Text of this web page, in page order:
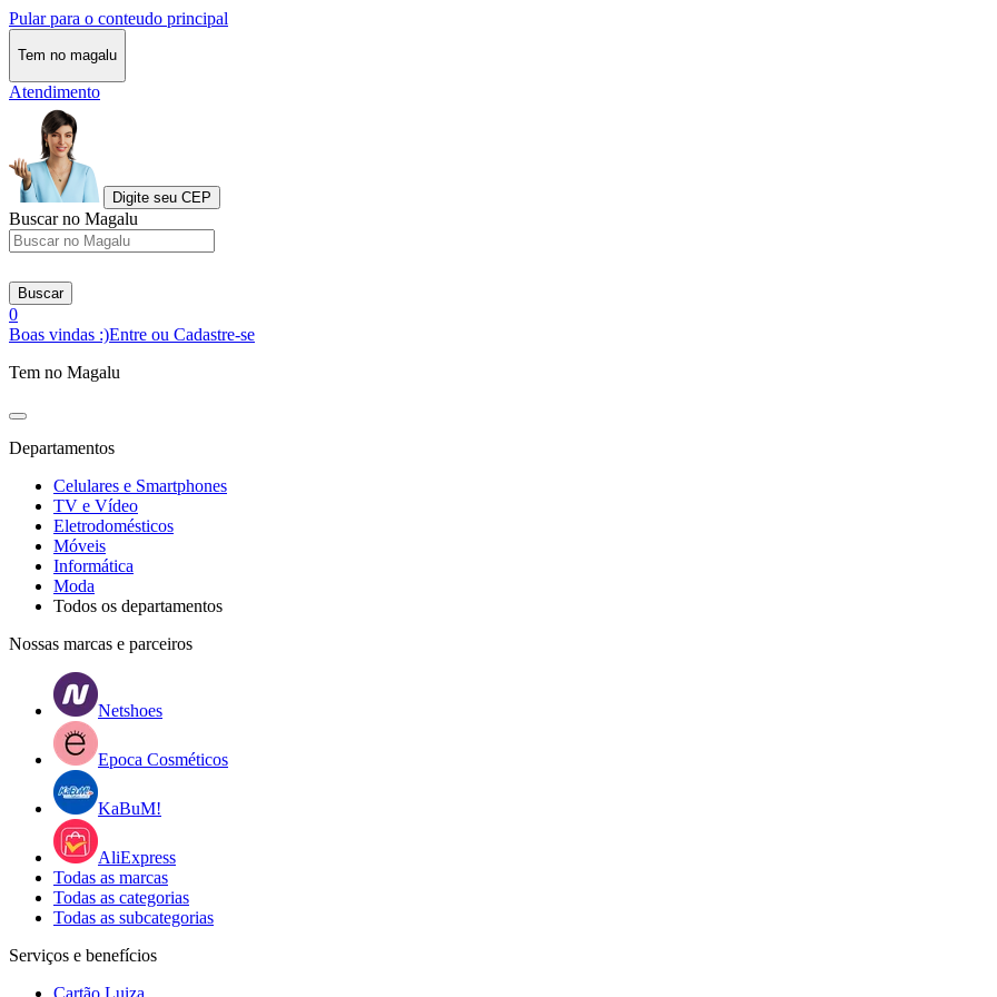
Pular para o conteudo principal
Tem no magalu
Atendimento
Digite seu CEP
Buscar no Magalu
Buscar
0
Boas vindas :)Entre ou Cadastre-se
Tem no Magalu
Departamentos
Celulares e Smartphones
TV e Vídeo
Eletrodomésticos
Móveis
Informática
Moda
Todos os departamentos
Nossas marcas e parceiros
Netshoes
Epoca Cosméticos
KaBuM!
AliExpress
Todas as marcas
Todas as categorias
Todas as subcategorias
Serviços e benefícios
Cartão Luiza